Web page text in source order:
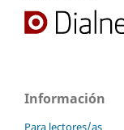
Información
Para lectores/as